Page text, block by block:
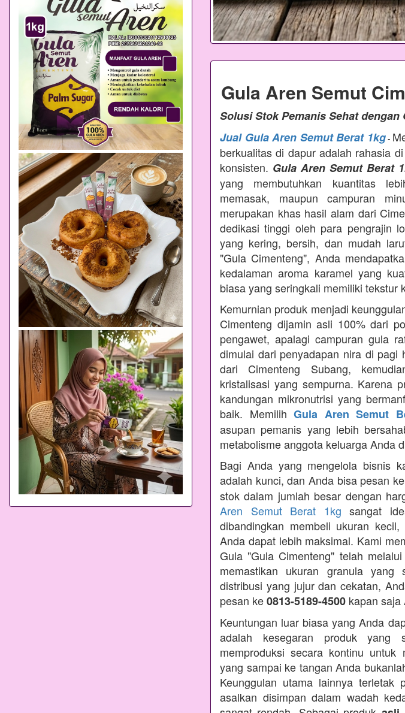
Gula Aren Semut
Solusi Stok Pemanis Sehat dengan
Jual Gula Aren Semut Berat 1kg-
berkualitas di dapur adalah rahasia
konsisten. Gula Aren Semut Berat
yang membutuhkan kuantitas
memasak, maupun campuran
merupakan khas hasil alam dari
dedikasi tinggi oleh para pengrajin
yang kering, bersih, dan mudah
"Gula Cimenteng", Anda
kedalaman aroma karamel yang
biasa yang seringkali memiliki tekstur
Kemurnian produk menjadi
Cimenteng dijamin asli 100% dari
pengawet, apalagi campuran gula
dimulai dari penyadapan nira di pagi
dari Cimenteng Subang,
kristalisasi yang sempurna. Karena
kandungan mikronutrisi yang
baik. MemilihGula Aren Semut
asupan pemanis yang lebih
metabolisme anggota keluarga Anda
Bagi Anda yang mengelola bisnis
adalah kunci, dan Anda bisa pesan ke
stok dalam jumlah besar dengan
Aren Semut Berat 1kg sangat
dibandingkan membeli ukuran
Anda dapat lebih maksimal. Kami
Gula "Gula Cimenteng" telah
memastikan ukuran granula
distribusi yang jujur dan cekatan,
pesan ke0813-5189-4500 kapan saja
Keuntungan luar biasa yang Anda
adalah kesegaran produk yang
memproduksi secara kontinu untuk
yang sampai ke tangan Anda
Keunggulan utama lainnya
asalkan disimpan dalam wadah